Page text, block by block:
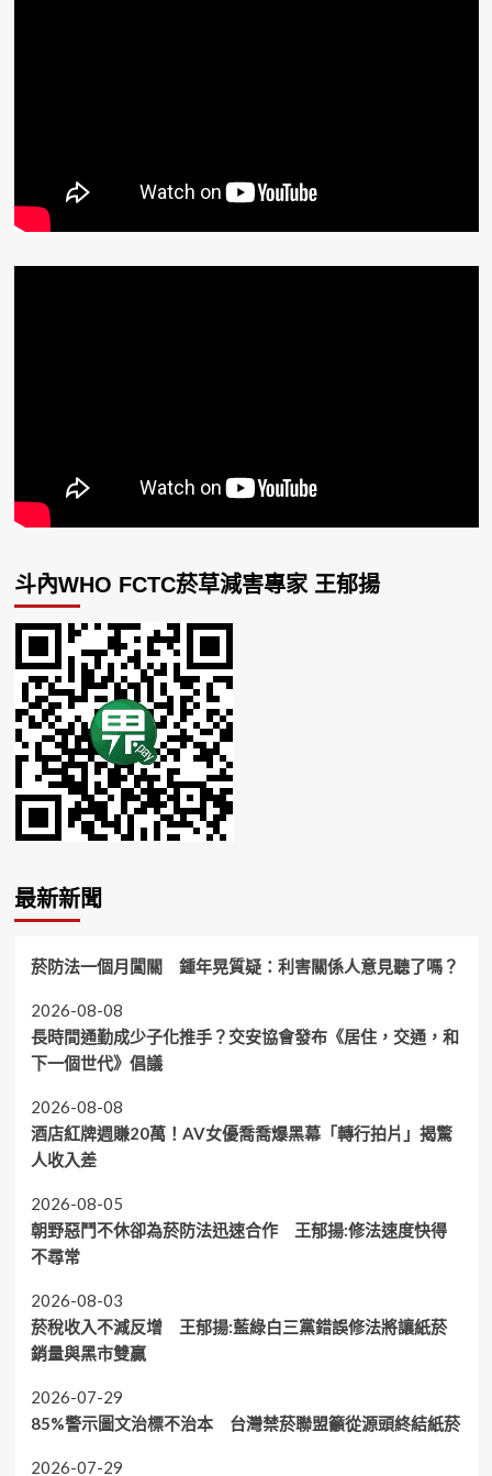
斗內WHO FCTC菸草減害專家 王郁揚
最新新聞
菸防法一個月闖關 鍾年晃質疑：利害關係人意見聽了嗎？
2026-08-08
長時間通勤成少子化推手？交安協會發布《居住，交通，和
下一個世代》倡議
2026-08-08
酒店紅牌週賺20萬！AV女優喬喬爆黑幕「轉行拍片」揭驚
人收入差
2026-08-05
朝野惡鬥不休卻為菸防法迅速合作 王郁揚:修法速度快得
不尋常
2026-08-03
菸稅收入不減反增 王郁揚:藍綠白三黨錯誤修法將讓紙菸
銷量與黑市雙贏
2026-07-29
85%警示圖文治標不治本 台灣禁菸聯盟籲從源頭終結紙菸
2026-07-29